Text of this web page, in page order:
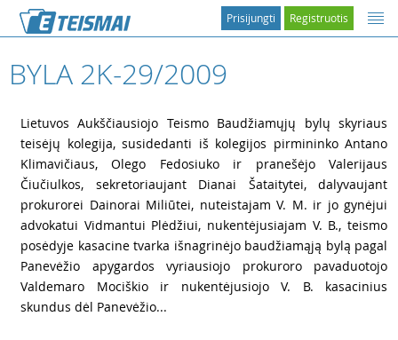
Registruotis
Prisijungti
BYLA 2K-29/2009
Lietuvos Aukščiausiojo Teismo Baudžiamųjų bylų skyriaus
teisėjų kolegija, susidedanti iš kolegijos pirmininko Antano
Klimavičiaus, Olego Fedosiuko ir pranešėjo Valerijaus
Čiučiulkos, sekretoriaujant Dianai Šataitytei, dalyvaujant
prokurorei Dainorai Miliūtei, nuteistajam V. M. ir jo gynėjui
advokatui Vidmantui Plėdžiui, nukentėjusiajam V. B., teismo
posėdyje kasacine tvarka išnagrinėjo baudžiamąją bylą pagal
Panevėžio apygardos vyriausiojo prokuroro pavaduotojo
Valdemaro Mociškio ir nukentėjusiojo V. B. kasacinius
skundus dėl Panevėžio...